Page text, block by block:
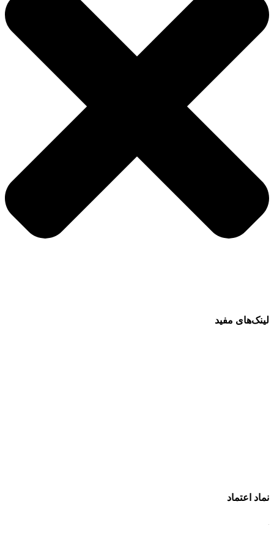
لینک‌های مفید
نماد اعتماد